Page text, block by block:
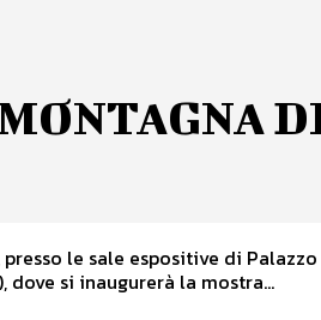
le sale espositive di
dove si inaugurerà la mostra...